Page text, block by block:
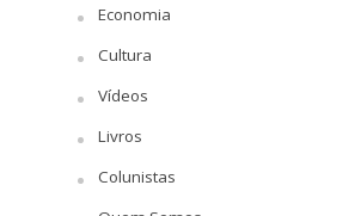
Economia
Cultura
Vídeos
Livros
Colunistas